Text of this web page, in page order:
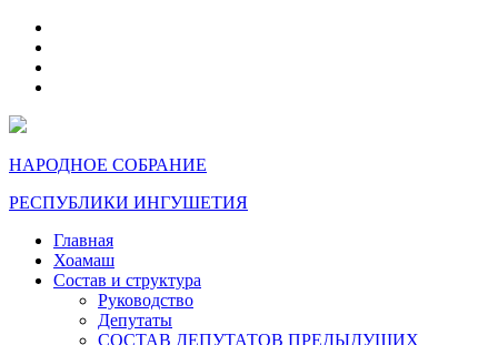
НАРОДНОЕ СОБРАНИЕ
РЕСПУБЛИКИ ИНГУШЕТИЯ
Главная
Хоамаш
Состав и структура
Руководство
Депутаты
СОСТАВ ДЕПУТАТОВ ПРЕДЫДУЩИХ